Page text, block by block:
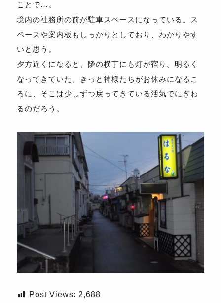
ことで…。
境内の社務所の前が駐車スペースになっている。ス
ペースや案内板もしっかりとしており、わかりやす
いと思う。
夕方近くになると、隣の横丁にも灯が宿り。明るく
なってきていた。きっと神様たちがお休みになるこ
ろに、そこは少しずつ戻ってきている活気でにぎわ
るのだろう。
Post Views: 2,688